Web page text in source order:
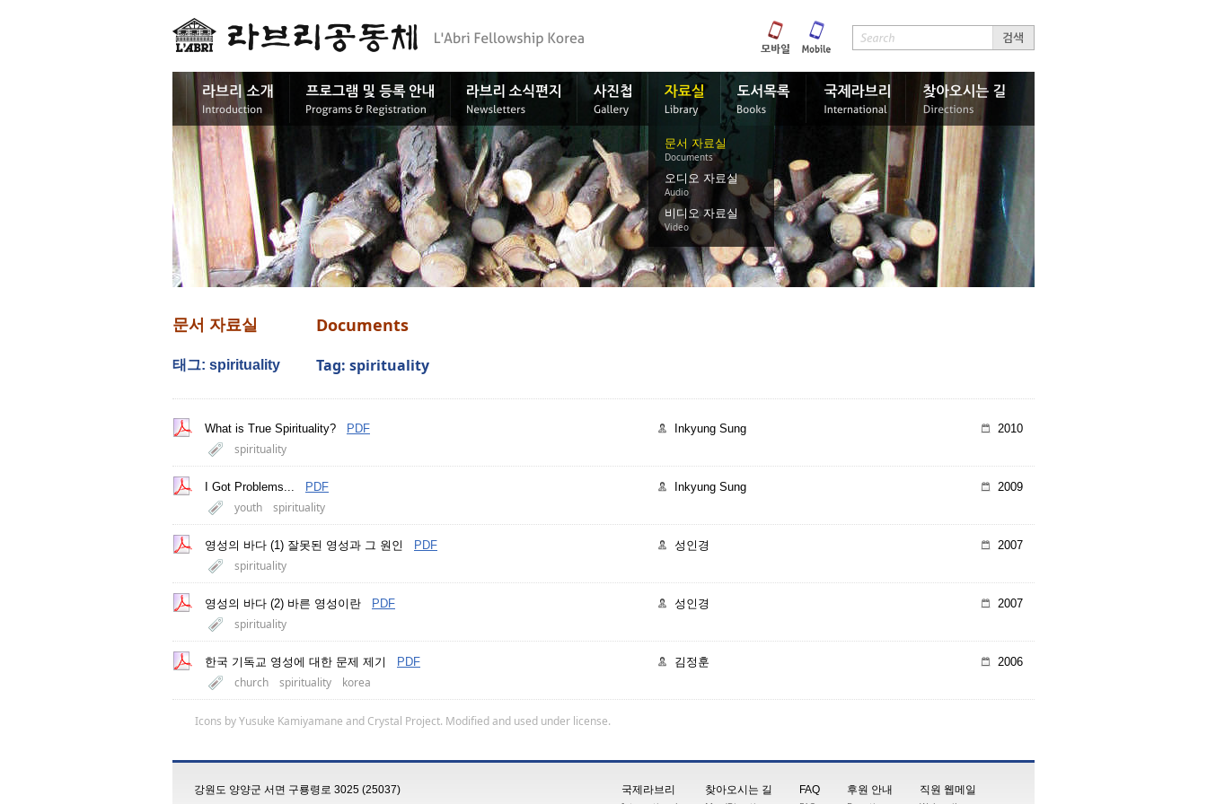
문서 자료실
Documents
오디오 자료실
Audio
비디오 자료실
Video
문서 자료실
태그: spirituality
Documents
Tag: spirituality
What is True Spirituality? PDF Inkyung Sung 2010
spirituality
I Got Problems... PDF Inkyung Sung 2009
youth spirituality
영성의 바다 (1) 잘못된 영성과 그 원인 PDF 성인경 2007
spirituality
영성의 바다 (2) 바른 영성이란 PDF 성인경 2007
spirituality
한국 기독교 영성에 대한 문제 제기 PDF 김정훈 2006
church spirituality korea
Icons byYusuke Kamiyamane and Crystal Project. Modified and used under license.
강원도 양양군 서면 구룡령로 3025 (25037)
국제라브리
찾아오시는 길
FAQ
후원 안내
직원 웹메일